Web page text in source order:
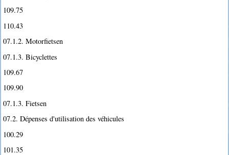
109.75
110.43
07.1.2. Motorfietsen
07.1.3. Bicyclettes
109.67
109.90
07.1.3. Fietsen
07.2. Dépenses d'utilisation des véhicules
100.29
101.35